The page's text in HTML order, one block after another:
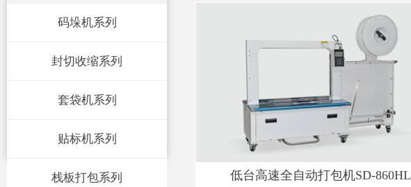
低台高速全自动打包机SD-860HL
码垛机系列
封切收缩系列
套袋机系列
贴标机系列
栈板打包系列